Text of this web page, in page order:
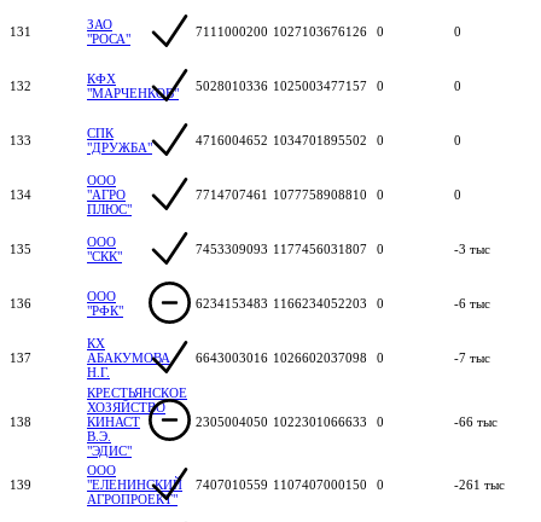
131
ЗАО
"РОСА"
7111000200 1027103676126 0 0
132
КФХ
"МАРЧЕНКОВ"
5028010336 1025003477157 0 0
133
СПК
"ДРУЖБА"
4716004652 1034701895502 0 0
134
ООО
"АГРО
ПЛЮС"
7714707461 1077758908810 0 0
135
ООО
"СКК"
7453309093 1177456031807 0 -3 тыс
136
ООО
"РФК"
6234153483 1166234052203 0 -6 тыс
137
КХ
АБАКУМОВА
Н.Г.
6643003016 1026602037098 0 -7 тыс
138
КРЕСТЬЯНСКОЕ
ХОЗЯЙСТВО
КИНАСТ
В.Э.
"ЭДИС"
2305004050 1022301066633 0 -66 тыс
139
ООО
"ЕЛЕНИНСКИЙ
АГРОПРОЕКТ"
7407010559 1107407000150 0 -261 тыс